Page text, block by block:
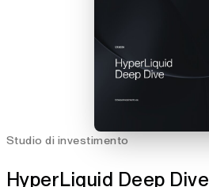
Studio di investimento
HyperLiquid Deep Dive